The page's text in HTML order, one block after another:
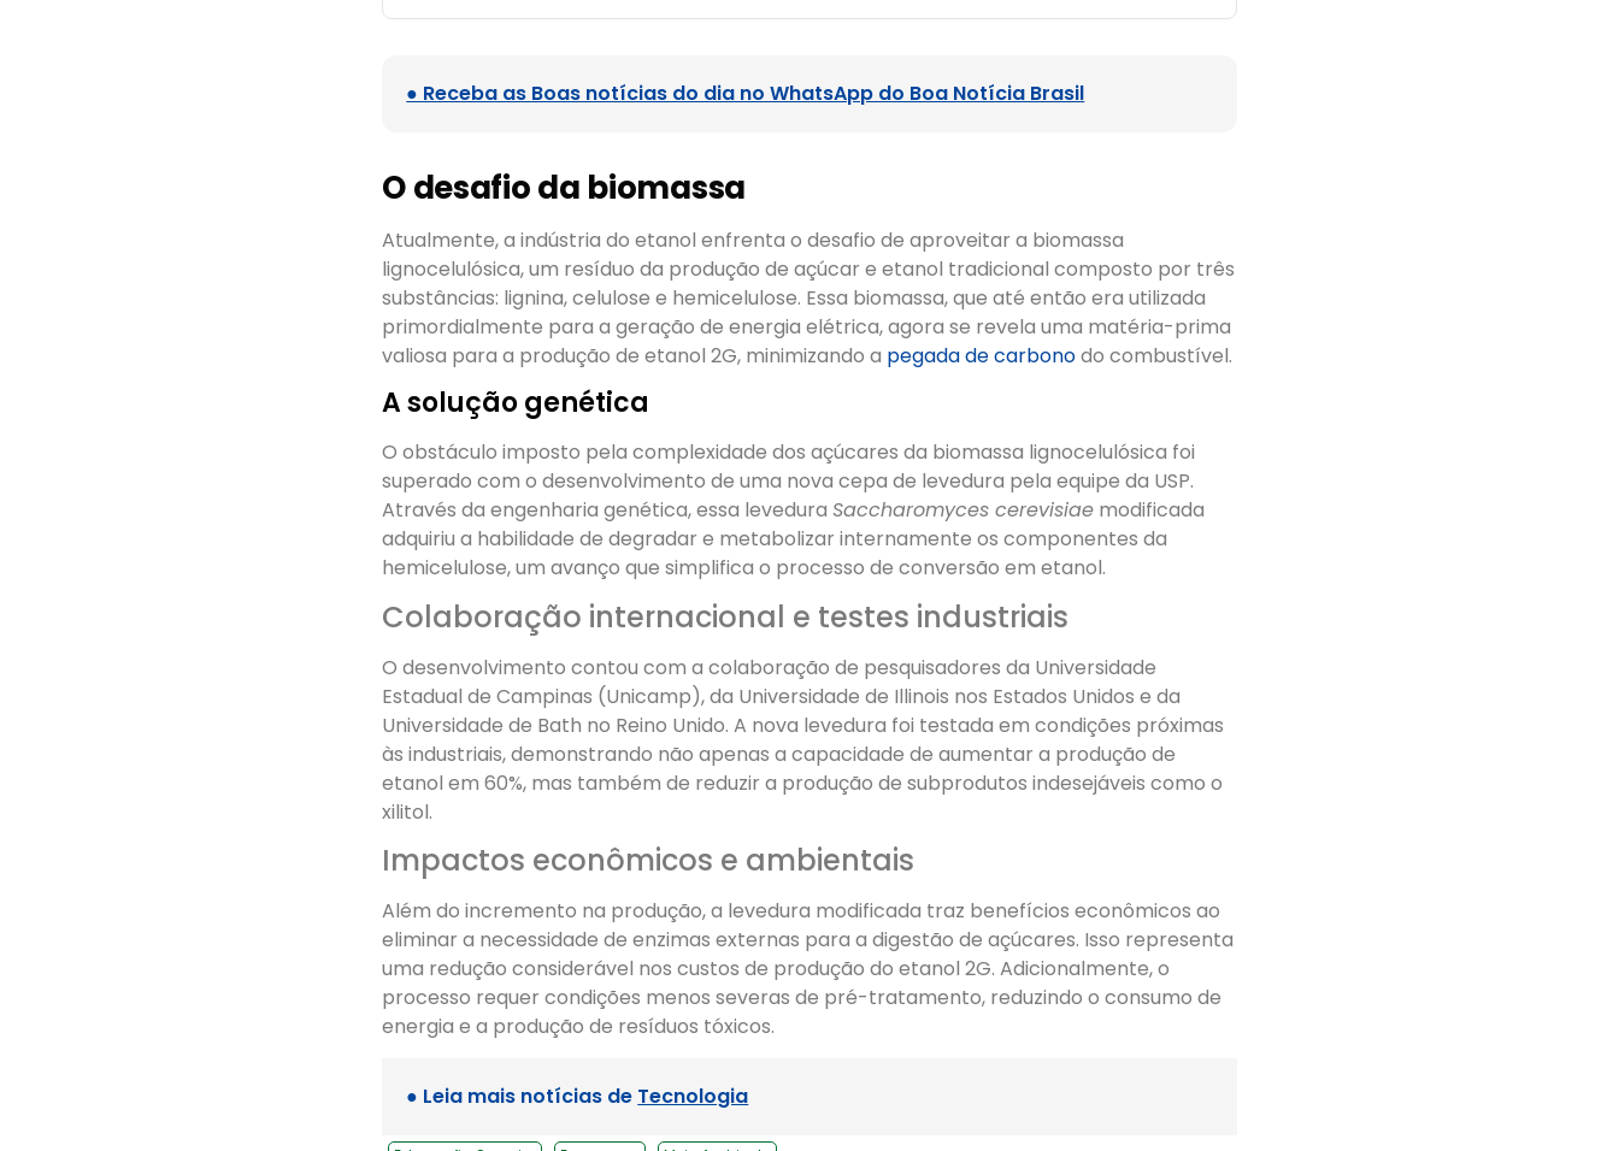
● Receba as Boas notícias do dia no WhatsApp do Boa Notícia Brasil
O desafio da biomassa
Atualmente, a indústria do etanol enfrenta o desafio de aproveitar a biomassa
lignocelulósica, um resíduo da produção de açúcar e etanol tradicional composto por três
substâncias: lignina, celulose e hemicelulose. Essa biomassa, que até então era utilizada
primordialmente para a geração de energia elétrica, agora se revela uma matéria-prima
valiosa para a produção de etanol 2G, minimizando a pegada de carbonodo combustível.
A solução genética
O obstáculo imposto pela complexidade dos açúcares da biomassa lignocelulósica foi
superado com o desenvolvimento de uma nova cepa de levedura pela equipe da USP.
Através da engenharia genética, essa leveduraSaccharomyces cerevisiae modificada
adquiriu a habilidade de degradar e metabolizar internamente os componentes da
hemicelulose, um avanço que simplifica o processo de conversão em etanol.
Colaboração internacional e testes industriais
O desenvolvimento contou com a colaboração de pesquisadores da Universidade
Estadual de Campinas (Unicamp), da Universidade de Illinois nos Estados Unidos e da
Universidade de Bath no Reino Unido. A nova levedura foi testada em condições próximas
às industriais, demonstrando não apenas a capacidade de aumentar a produção de
etanol em 60%, mas também de reduzir a produção de subprodutos indesejáveis como o
xilitol.
Impactos econômicos e ambientais
Além do incremento na produção, a levedura modificada traz benefícios econômicos ao
eliminar a necessidade de enzimas externas para a digestão de açúcares. Isso representa
uma redução considerável nos custos de produção do etanol 2G. Adicionalmente, o
processo requer condições menos severas de pré-tratamento, reduzindo o consumo de
energia e a produção de resíduos tóxicos.
● Leia mais notícias de Tecnologia